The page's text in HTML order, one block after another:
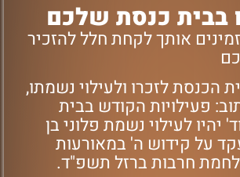
בבית כנסת שלכם
אותך לקחת חלל להזכיר
הכנסת לזכרו ולעילוי נשמתו,
פעילויות הקודש בבית
יהיו לעילוי נשמת פלוני בן
על קידוש ה' במאורעות
חרבות ברזל תשפ"ד.